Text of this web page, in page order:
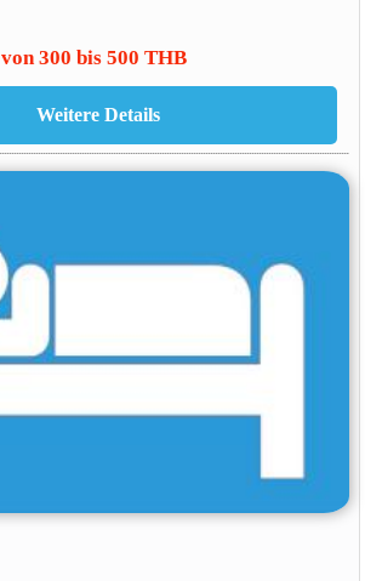
von 300 bis 500 THB